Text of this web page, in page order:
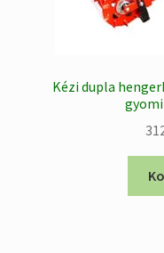
Kézi dupla